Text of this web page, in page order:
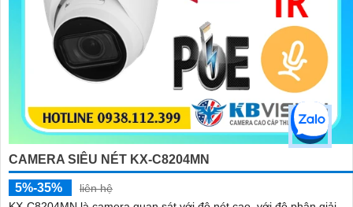
CAMERA SIÊU NÉT KX-C8204MN
5%-35%
liên hệ